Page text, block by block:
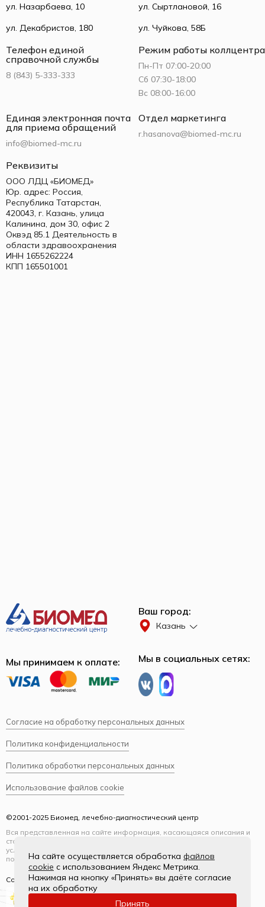
ул. Назарбаева, 10
ул. Сыртлановой, 16
ул. Декабристов, 180
ул. Чуйкова, 58Б
Телефон единой
справочной службы
8 (843) 5-333-333
Режим работы коллцентра
Пн-Пт 07:00-20:00
Сб 07:30-18:00
Вс 08:00-16:00
Единая электронная почта
для приема обращений
info@biomed-mc.ru
Отдел маркетинга
r.hasanova@biomed-mc.ru
Реквизиты
ООО ЛДЦ «БИОМЕД»
Юр. адрес: Россия,
Республика Татарстан,
420043, г. Казань, улица
Калинина, дом 30, офис 2
Оквэд 85.1 Деятельность в
области здравоохранения
ИНН 1655262224
КПП 165501001
Ваш город:
Казань
Мы принимаем к оплате: Мы в социальных сетях:
©2001-2025 Биомед, лечебно-диагностический центр
Вся представленная на сайте информация, касающаяся описания и
стоимости услуг, носит информационный характер и ни при каких
условиях не является публичной офертой, определяемой
положениями Статьи 437(2) Гражданского кодекса РФ.
Создание и продвижение
Согласие на обработку персональных данных
Политика конфиденциальности
Политика обработки персональных данных
Использование файлов cookie
На сайте осуществляется обработка файлов
cookie с использованием Яндекс Метрика.
Нажимая на кнопку «Принять» вы даёте согласие
на их обработку
Принять